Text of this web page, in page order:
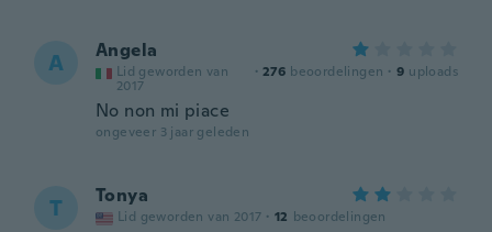
A Angela
Lid geworden van
2017
· 276 beoordelingen · 9 uploads
No non mi piace
ongeveer 3 jaar geleden
T Tonya
Lid geworden van 2017 · 12 beoordelingen